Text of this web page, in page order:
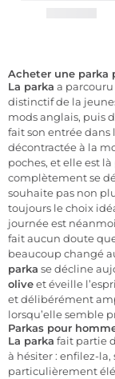
Acheter une parka
La parka a
distinctif de la
mods anglais, puis
fait son entrée
décontractée à la
poches, et elle est là
complètement se
souhaite pas non
toujours le choix
journée est
fait aucun doute
beaucoup changé
parka se décline
oliveet éveille
et délibérément
lorsqu’elle semble
Parkas pour
La parka fait partie
à hésiter : enfilez-la,
particulièrement